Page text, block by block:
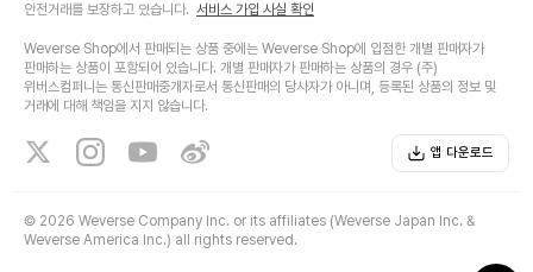
안전거래를 보장하고 있습니다. 서비스 가입 사실 확인
Weverse Shop에서 판매되는 상품 중에는 Weverse Shop에 입점한 개별 판매자가
판매하는 상품이 포함되어 있습니다. 개별 판매자가 판매하는 상품의 경우 (주)
위버스컴퍼니는 통신판매중개자로서 통신판매의 당사자가 아니며, 등록된 상품의 정보 및
거래에 대해 책임을 지지 않습니다.
앱 다운로드
© 2026 Weverse Company Inc. or its affiliates (Weverse Japan Inc. &
Weverse America Inc.) all rights reserved.